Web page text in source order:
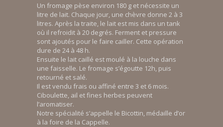
Un fromage pèse environ 180 g et nécessite un
litre de lait. Chaque jour, une chèvre donne 2 à 3
litres. Après la traite, le lait est mis dans un tank
où il refroidit à 20 degrés. Ferment et pressure
sont ajoutés pour le faire cailler. Cette opération
dure de 24 à 48 h.
Ensuite le lait caillé est moulé à la louche dans
une faisselle. Le fromage s’égoutte 12h, puis
retourné et salé.
Il est vendu frais ou affiné entre 3 et 6 mois.
Ciboulette, ail et fines herbes peuvent
l’aromatiser.
Notre spécialité s’appelle le Bicottin, médaille d’or
à la foire de la Cappelle.